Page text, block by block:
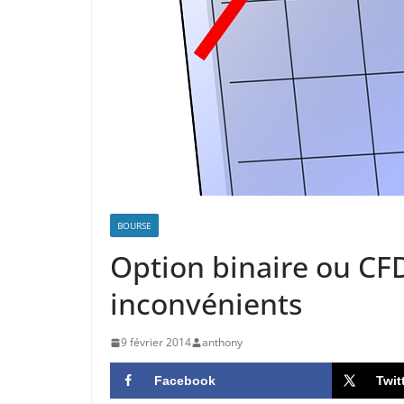
BOURSE
Option binaire ou
inconvénients
9 février 2014 anthony
Facebook